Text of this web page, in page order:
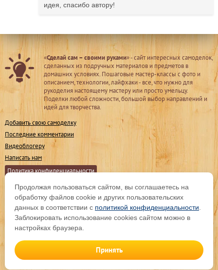
идея, спасибо автору!
«Сделай сам – своими руками» - сайт интересных самоделок,
сделанных из подручных материалов и предметов в
домашних условиях. Пошаговые мастер-классы с фото и
описанием, технологии, лайфхаки - все, что нужно для
рукоделия настоящему мастеру или просто умельцу.
Поделки любой сложности, большой выбор направлений и
идей для творчества.
Добавить свою самоделку
Последние комментарии
Видеоблогеру
Написать нам
Политика конфиденциальности
Мы в соц. сетях
Подпишитесь на обновления
© sdelaysam-svoimirukami.ru, 2009 -
Продолжая пользоваться сайтом, вы соглашаетесь на
обработку файлов cookie и других пользовательских
данных в соответствии с политикой конфиденциальности
Заблокировать использование cookies сайтом можно в
настройках браузера.
Принять